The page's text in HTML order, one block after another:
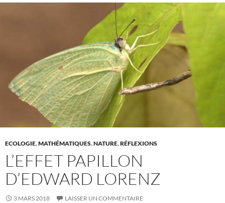
ECOLOGIE,MATHÉMATIQUES,NATURE,RÉFLEXIONS
L’EFFET PAPILLON
D’EDWARD LORENZ
3 MARS 2018 LAISSER UN COMMENTAIRE